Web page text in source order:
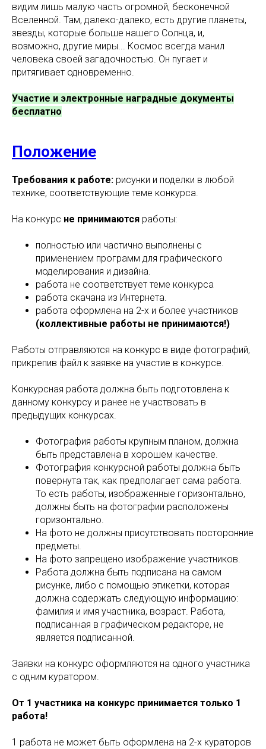
видим лишь малую часть огромной, бесконечной
Вселенной. Там, далеко-далеко, есть другие планеты,
звезды, которые больше нашего Солнца, и,
возможно, другие миры... Космос всегда манил
человека своей загадочностью. Он пугает и
притягивает одновременно.
Участие и электронные наградные документы
бесплатно
Положение
Требования к работе: рисунки и поделки в любой
технике, соответствующие теме конкурса.
На конкурс не принимаются работы:
полностью или частично выполнены с
применением программ для графического
моделирования и дизайна.
работа не соответствует теме конкурса
работа скачана из Интернета.
работа оформлена на 2-х и более участников
(коллективные работы не принимаются!)
Работы отправляются на конкурс в виде фотографий,
прикрепив файл к заявке на участие в конкурсе.
Конкурсная работа должна быть подготовлена к
данному конкурсу и ранее не участвовать в
предыдущих конкурсах.
Фотография работы крупным планом, должна
быть представлена в хорошем качестве.
Фотография конкурсной работы должна быть
повернута так, как предполагает сама работа.
То есть работы, изображенные горизонтально,
должны быть на фотографии расположены
горизонтально.
На фото не должны присутствовать посторонние
предметы.
На фото запрещено изображение участников.
Работа должна быть подписана на самом
рисунке, либо с помощью этикетки, которая
должна содержать следующую информацию:
фамилия и имя участника, возраст. Работа,
подписанная в графическом редакторе, не
является подписанной.
Заявки на конкурс оформляются на одного участника
с одним куратором.
От 1 участника на конкурс принимается только 1
работа!
1 работа не может быть оформлена на 2-х кураторов